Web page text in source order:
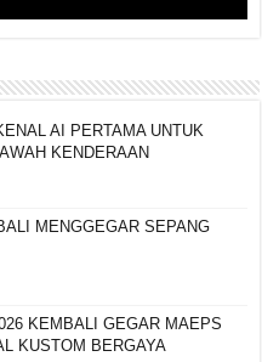
AI PERTAMA UNTUK
KENDERAAN
MENGGEGAR SEPANG
KEMBALI GEGAR MAEPS
KUSTOM BERGAYA